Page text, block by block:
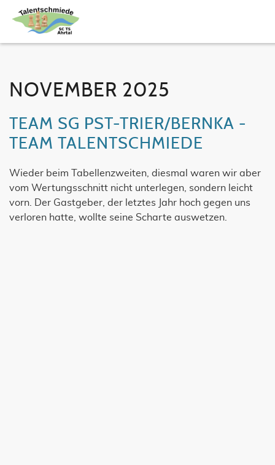
NOVEMBER 2025
TEAM SG PST-TRIER/BERNKA -
TEAM TALENTSCHMIEDE
Wieder beim Tabellenzweiten, diesmal waren wir aber
vom Wertungsschnitt nicht unterlegen, sondern leicht
vorn. Der Gastgeber, der letztes Jahr hoch gegen uns
verloren hatte, wollte seine Scharte auswetzen.